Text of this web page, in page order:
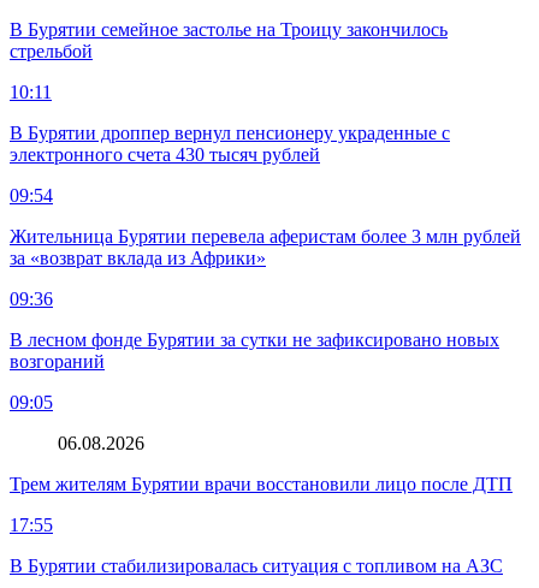
В Бурятии семейное застолье на Троицу закончилось
стрельбой
10:11
В Бурятии дроппер вернул пенсионеру украденные с
электронного счета 430 тысяч рублей
09:54
Жительница Бурятии перевела аферистам более 3 млн рублей
за «возврат вклада из Африки»
09:36
В лесном фонде Бурятии за сутки не зафиксировано новых
возгораний
09:05
06.08.2026
Трем жителям Бурятии врачи восстановили лицо после ДТП
17:55
В Бурятии стабилизировалась ситуация с топливом на АЗС